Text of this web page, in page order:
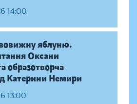
14:00
яблуню.
Оксани
образотворча
Катерини Немири
13:00